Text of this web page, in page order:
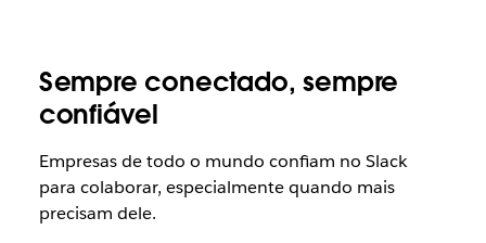
Sempre conectado, sempre
confiável
Empresas de todo o mundo confiam no Slack
para colaborar, especialmente quando mais
precisam dele.